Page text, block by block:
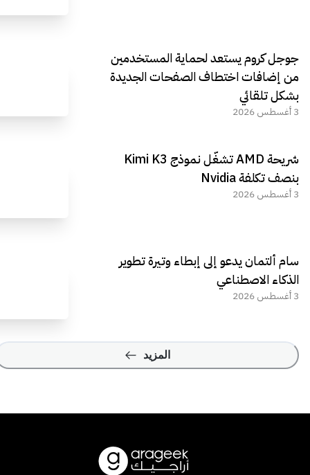
جوجل كروم يستعد لحماية المستخدمين
من إضافات اختطاف الصفحات الجديدة
بشكل تلقائي
3 أغسطس 2026
شريحة AMD تشغّل نموذج Kimi K3
بنصف تكلفة Nvidia
3 أغسطس 2026
سام ألتمان يدعو إلى إبطاء وتيرة تطوير
الذكاء الاصطناعي
3 أغسطس 2026
المزيد